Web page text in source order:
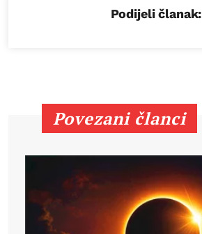
Podijeli članak:
Povezani članci